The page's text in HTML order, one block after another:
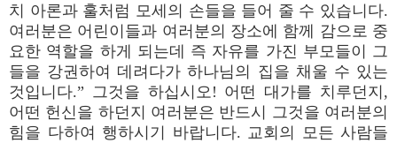
치 아론과 훌처럼 모세의 손들을 들어 줄 수 있습니다.
여러분은 어린이들과 여러분의 장소에 함께 감으로 중
요한 역할을 하게 되는데 즉 자유를 가진 부모들이 그
들을 강권하여 데려다가 하나님의 집을 채울 수 있는
것입니다.” 그것을 하십시오! 어떤 대가를 치루던지,
어떤 헌신을 하던지 여러분은 반드시 그것을 여러분의
힘을 다하여 행하시기 바랍니다. 교회의 모든 사람들